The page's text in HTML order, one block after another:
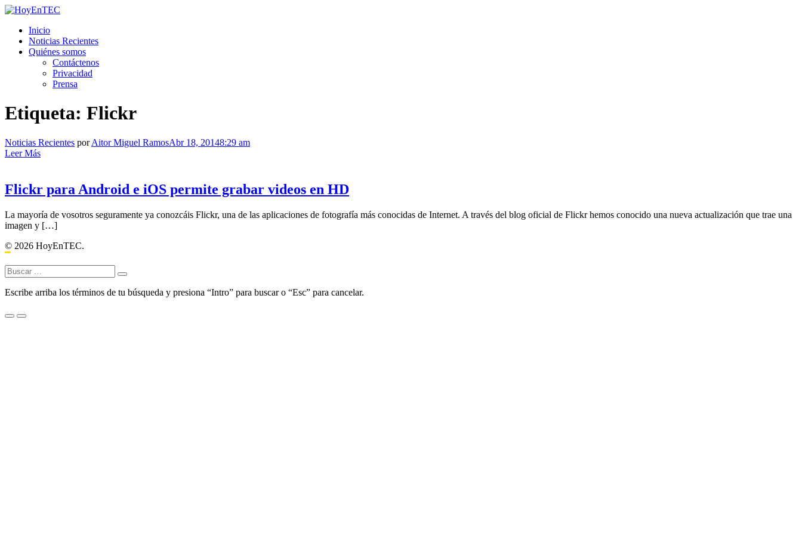
Saltar
contenido.
Inicio
Noticias Recientes
Quiénes somos
Contáctenos
Privacidad
Prensa
Etiqueta: Flickr
Noticias Recientes porAitor Miguel RamosAbr 18, 20148:29 am
Leer Más
Flickr para Android e iOS permite grabar videos en HD
La mayoría de vosotros seguramente ya conozcáis Flickr, una de las aplicaciones de fotografía más conocidas de Internet. A través del blog oficial de Flickr hemos conocido una nueva actualización que trae una
imagen y […]
© 2026 HoyEnTEC.
Buscar:
Escribe arriba los términos de tu búsqueda y presiona “Intro” para buscar o “Esc” para cancelar.
Menu